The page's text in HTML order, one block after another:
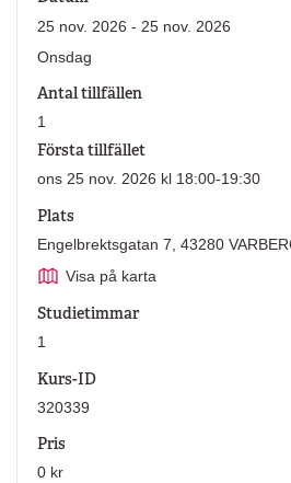
25 nov. 2026 - 25 nov. 2026
Onsdag
Antal tillfällen
1
Första tillfället
ons 25 nov. 2026 kl 18:00-19:30
Plats
Engelbrektsgatan 7, 43280
Visa på karta
Studietimmar
1
Kurs-ID
320339
Pris
0 kr